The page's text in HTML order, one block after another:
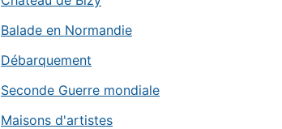
Balade en Normandie
Débarquement
Seconde Guerre mondiale
Maisons d'artistes